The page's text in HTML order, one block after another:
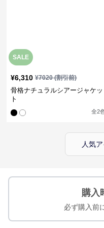
SALE
¥6,310 ¥7020(割引前)
骨格ナチュラルシアージャケッ
ト
全2
人気
購入
必ず購入前